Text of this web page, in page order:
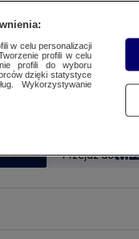
Przejdź do
w celu personalizacji
profili w celu
profili do wyboru
dzięki statystyce
Wykorzystywanie